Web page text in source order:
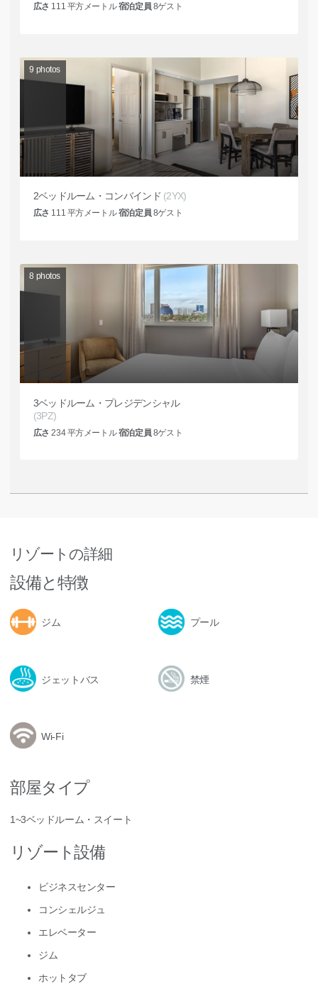
広さ 111 平方メートル宿泊定員 8ゲスト
9 photos
2ベッドルーム・コンバインド (2YX)
広さ 111 平方メートル宿泊定員 8ゲスト
8 photos
3ベッドルーム・プレジデンシャル
(3PZ)
広さ 234平方メートル宿泊定員 8ゲスト
リゾートの詳細
設備と特徴
ジム プール
ジェットバス 禁煙
Wi-Fi
部屋タイプ
1~3ベッドルーム・スイート
リゾート設備
ビジネスセンター
コンシェルジュ
エレベーター
ジム
ホットタブ